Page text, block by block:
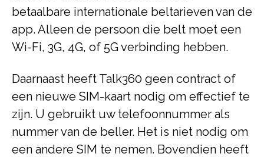
betaalbare internationale beltarieven van de
app. Alleen de persoon die belt moet een
Wi-Fi, 3G, 4G, of 5G verbinding hebben.
Daarnaast heeft Talk360 geen contract of
een nieuwe SIM-kaart nodig om effectief te
zijn. U gebruikt uw telefoonnummer als
nummer van de beller. Het is niet nodig om
een andere SIM te nemen. Bovendien heeft